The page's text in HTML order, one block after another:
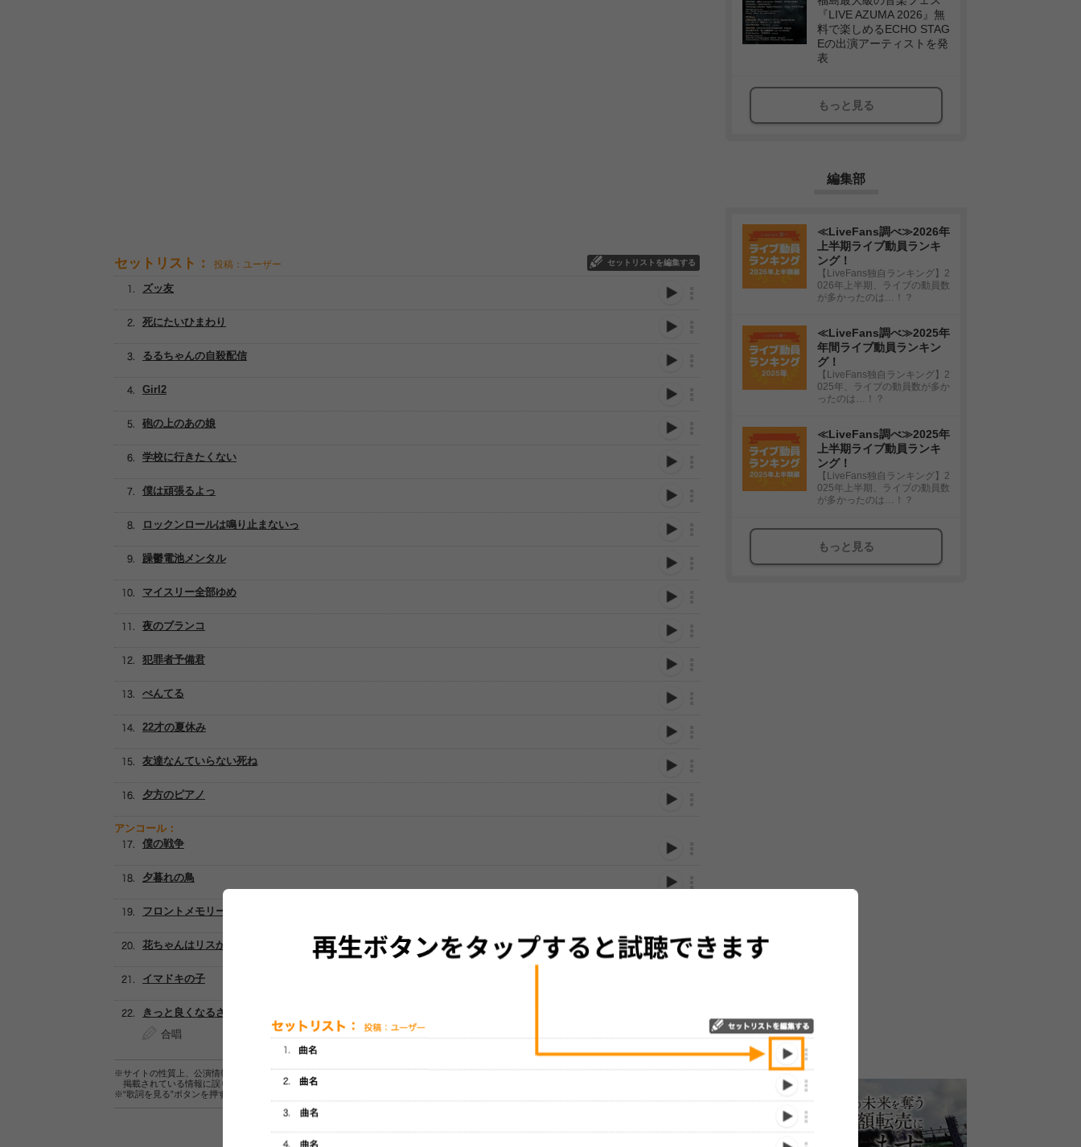
セットリスト： 投稿：ユーザー セットリストを編集する
マイスリー全部ゆめ
Girl2
るるちゃんの自殺配信
死にたいひまわり
砲の上のあの娘
ロックンロールは鳴り止まないっ
僕は頑張るよっ
学校に行きたくない
躁鬱電池メンタル
ズッ友
夜のブランコ
犯罪者予備君
ぺんてる
22才の夏休み
友達なんていらない死ね
夕方のピアノ
アンコール：
僕の戦争
夕暮れの鳥
フロントメモリー
花ちゃんはリスかっ!
イマドキの子
きっと良くなるさ
合唱
※サイトの性質上、公演情報およびセットリスト情報の正確性は保証されませんので、あらかじめご了承ください。
掲載されている情報に誤りがある場合は、 こちら
※“歌詞を見る”ボタンを押すと、株式会社ページワンが運営する歌詞サイト「
『LIVE AZUMA 2026』無
料で楽しめるECHO STAG
Eの出演アーティストを発
表
もっと見る
編集部
≪LiveFans調べ≫2026年
上半期ライブ動員ランキ
ング！
【LiveFans独自ランキング】2
026年上半期、ライブの動員数
が多かったのは…！？
≪LiveFans調べ≫2025年
年間ライブ動員ランキン
グ！
【LiveFans独自ランキング】2
025年、ライブの動員数が多か
ったのは…！？
≪LiveFans調べ≫2025年
上半期ライブ動員ランキ
ング！
【LiveFans独自ランキング】2
025年上半期、ライブの動員数
が多かったのは…！？
もっと見る